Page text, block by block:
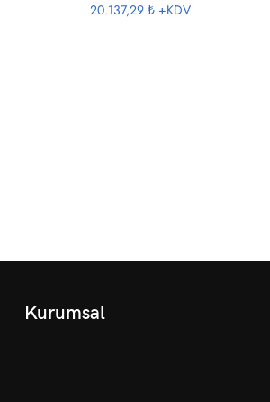
20.137,29 ₺ +KDV
Kurumsal